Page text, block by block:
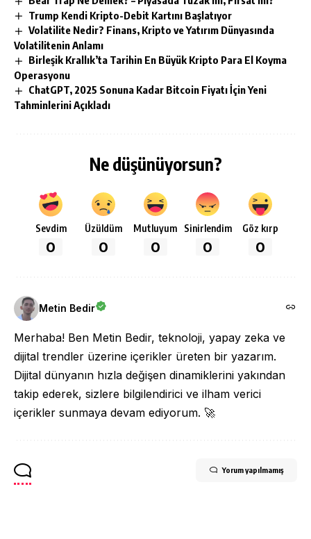
Trump Kendi Kripto-Debit Kartını Başlatıyor
Volatilite Nedir? Finans, Kripto ve Yatırım Dünyasında
Volatilitenin Anlamı
Birleşik Krallık’ta Tarihin En Büyük Kripto Para El Koyma
Operasyonu
ChatGPT, 2025 Sonuna Kadar Bitcoin Fiyatı İçin Yeni
Tahminlerini Açıkladı
Ne düşünüyorsun?
Sevdim
0
Üzüldüm
0
Mutluyum
0
Sinirlendim
0
Göz kırp
0
Metin Bedir
Merhaba! Ben Metin Bedir, teknoloji, yapay zeka ve
dijital trendler üzerine içerikler üreten bir yazarım.
Dijital dünyanın hızla değişen dinamiklerini yakından
takip ederek, sizlere bilgilendirici ve ilham verici
içerikler sunmaya devam ediyorum. 🚀
Yorum yapılmamış